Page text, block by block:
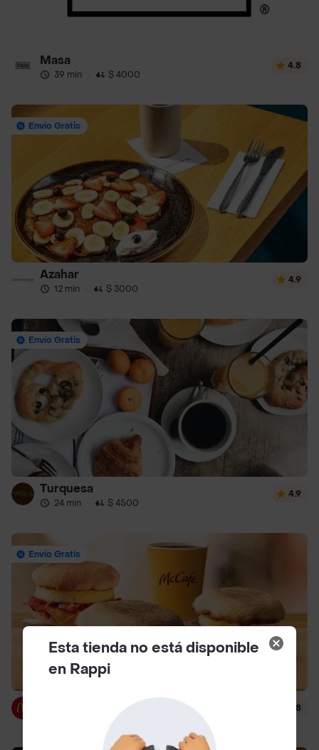
Masa
39 min · $ 4000
4.8
Envío Gratis
Azahar
12 min · $ 3000
4.9
Envío Gratis
Turquesa
24 min · $ 4500
4.9
Envío Gratis
$ 3000
4.8
Esta tienda no está disponible
en Rappi